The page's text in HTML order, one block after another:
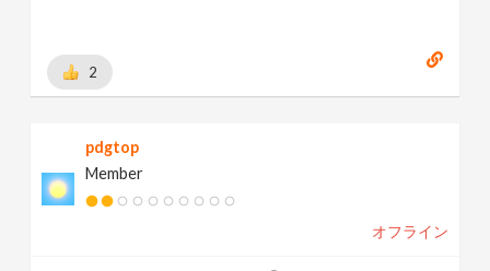
2
pdgtop
Member
オフライン